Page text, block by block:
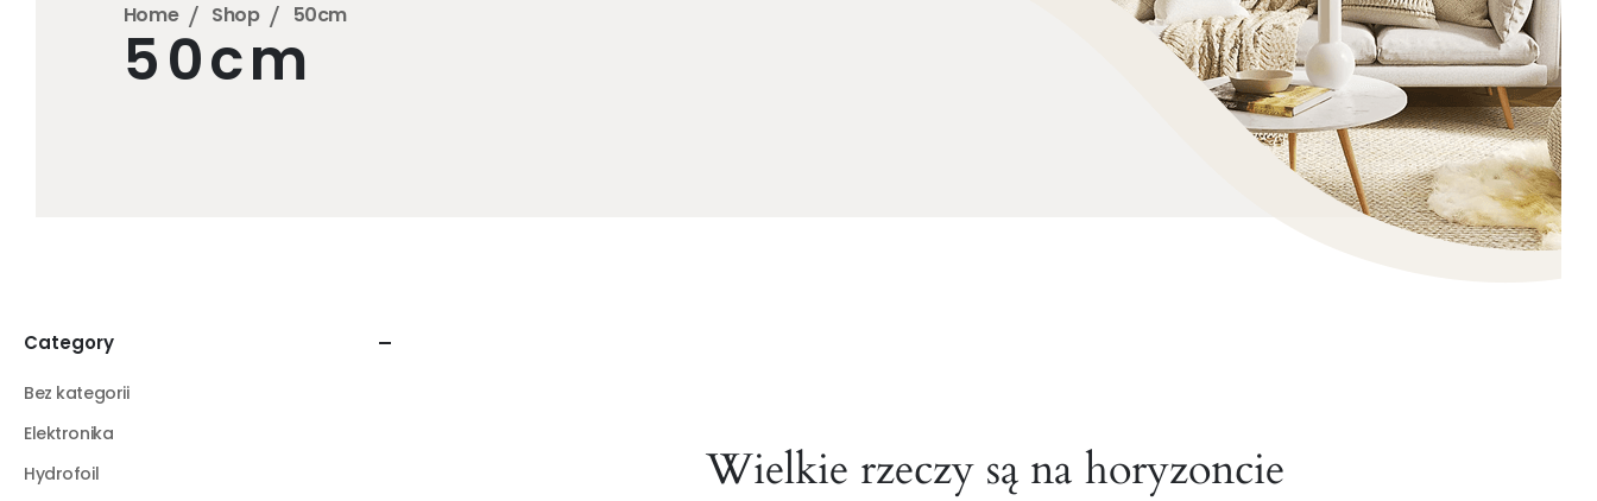
Home Shop 50cm
50cm
Wielkie rzeczy są na horyzoncie
Category
Bez kategorii
Elektronika
Hydrofoil